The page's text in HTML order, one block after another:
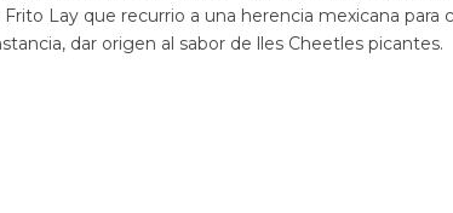
Lay que recurrio a una herencia mexicana para
dar origen al sabor de lles Cheetles picantes.